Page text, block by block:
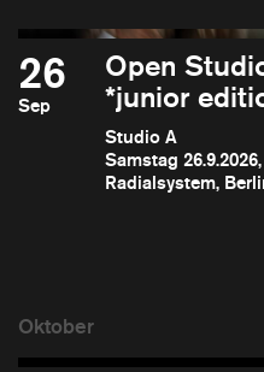
26
Sep
Open
*junior
Studio A
Samstag
Radialsystem,